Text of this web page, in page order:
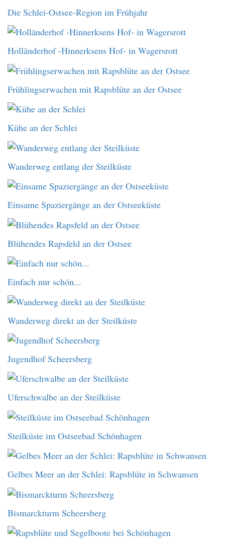
Die Schlei-Ostsee-Region im Frühjahr
Holländerhof -Hinnerksens Hof- in Wagersrott
Frühlingserwachen mit Rapsblüte an der Ostsee
Kühe an der Schlei
Wanderweg entlang der Steilküste
Einsame Spaziergänge an der Ostseeküste
Blühendes Rapsfeld an der Ostsee
Einfach nur schön...
Wanderweg direkt an der Steilküste
Jugendhof Scheersberg
Uferschwalbe an der Steilküste
Steilküste im Ostseebad Schönhagen
Gelbes Meer an der Schlei: Rapsblüte in Schwansen
Bismarckturm Scheersberg